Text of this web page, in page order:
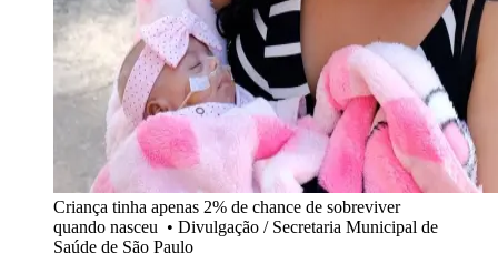
Criança tinha apenas 2% de chance de sobreviver
quando nasceu • Divulgação / Secretaria Municipal de
Saúde de São Paulo